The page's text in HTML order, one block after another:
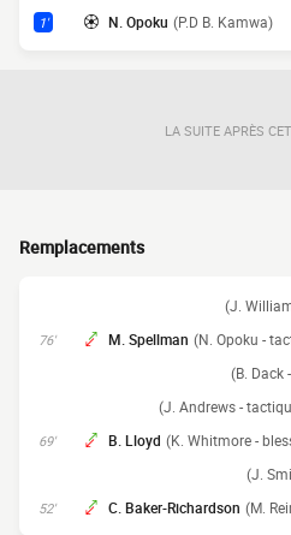
1' N. Opoku (P.D B. Kamwa)
LA SUITE APRÈS
Remplacements
(J.
76' M. Spellman (N. Opoku -
(B. Dack
(J. Andrews -
69' B. Lloyd (K. Whitmore -
(J.
52' C. Baker-Richardson (M.